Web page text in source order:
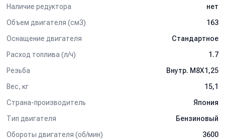
Наличие редуктора
нет
Объем двигателя (см3)
163
Оснащение двигателя
Стандартное
Расход топлива (л/ч)
1.7
Резьба
Внутр. M8X1,25
Вес, кг
15,1
Страна-производитель
Япония
Тип двигателя
Бензиновый
Обороты двигателя (об/мин)
3600